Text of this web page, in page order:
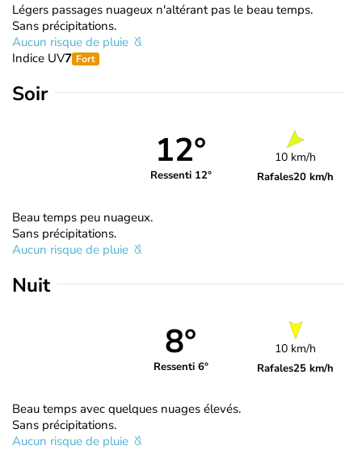
Légers passages nuageux n'altérant pas le beau temps.
Sans précipitations.
Aucun risque de pluie
Indice UV7 Fort
Soir
12°
Ressenti 12°
10 km/h
Rafales20 km/h
Beau temps peu nuageux.
Sans précipitations.
Aucun risque de pluie
Nuit
8°
Ressenti 6°
10 km/h
Rafales25 km/h
Beau temps avec quelques nuages élevés.
Sans précipitations.
Aucun risque de pluie